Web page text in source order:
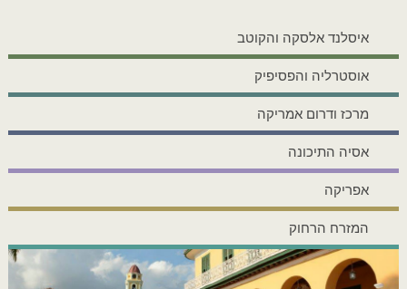
איסלנד אלסקה והקוטב
אוסטרליה והפסיפיק
מרכז ודרום אמריקה
אסיה התיכונה
אפריקה
המזרח הרחוק